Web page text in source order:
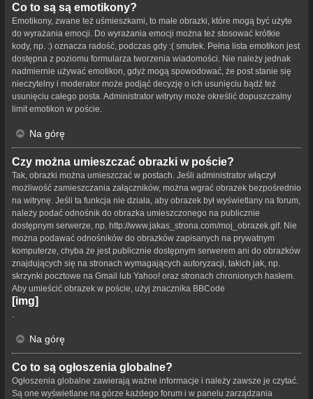
Co to są są emotikony?
Emotikony, zwane też uśmieszkami, to małe obrazki, które mogą być użyte
do wyrażania emocji. Do wyrażania emocji można też stosować krótkie
kody, np. :) oznacza radość, podczas gdy :( smutek. Pełna lista emotikon jest
dostępna z poziomu formularza tworzenia wiadomości. Nie należy jednak
nadmiernie używać emotikon, gdyż mogą spowodować, że post stanie się
nieczytelny i moderator może podjąć decyzję o ich usunięciu bądź też
usunięciu całego posta. Administrator witryny może określić dopuszczalny
limit emotikon w poście.
Na górę
Czy można umieszczać obrazki w poście?
Tak, obrazki można umieszczać w postach. Jeśli administrator włączył
możliwość zamieszczania załączników, można wgrać obrazek bezpośrednio
na witrynę. Jeśli ta funkcja nie działa, aby obrazek był wyświetlany na forum,
należy podać odnośnik do obrazka umieszczonego na publicznie
dostępnym serwerze, np. http://www.jakas_strona.com/moj_obrazek.gif. Nie
można podawać odnośników do obrazków zapisanych na prywatnym
komputerze, chyba że jest publicznie dostępnym serwerem ani do obrazków
znajdujących się na stronach wymagających autoryzacji, takich jak, np.
skrzynki pocztowe na Gmail lub Yahoo! oraz stronach chronionych hasłem.
Aby umieścić obrazek w poście, użyj znacznika BBCode
[img]
Na górę
Co to są ogłoszenia globalne?
Ogłoszenia globalne zawierają ważne informacje i należy zawsze je czytać.
Są one wyświetlane na górze każdego forum i w panelu zarządzania